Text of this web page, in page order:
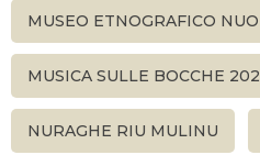
MUSEO ETNOGRAFICO
MUSICA SULLE BOCCHE
NURAGHE RIU MULINU